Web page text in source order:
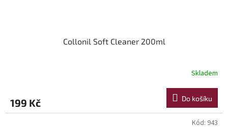
Collonil Soft Cleaner 200ml
Skladem
199 Kč Do košíku
Kód: 943